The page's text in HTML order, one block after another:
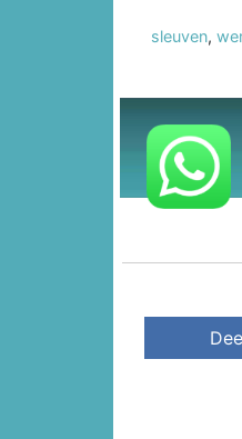
sleuven,